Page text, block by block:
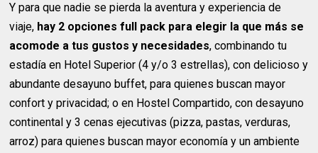
Y para que nadie se pierda la aventura y experiencia de
viaje, hay 2 opciones full pack para elegir la que más se
acomode a tus gustos y necesidades, combinando tu
estadía en Hotel Superior (4 y/o 3 estrellas), con delicioso y
abundante desayuno buffet, para quienes buscan mayor
confort y privacidad; o en Hostel Compartido, con desayuno
continental y 3 cenas ejecutivas (pizza, pastas, verduras,
arroz) para quienes buscan mayor economía y un ambiente